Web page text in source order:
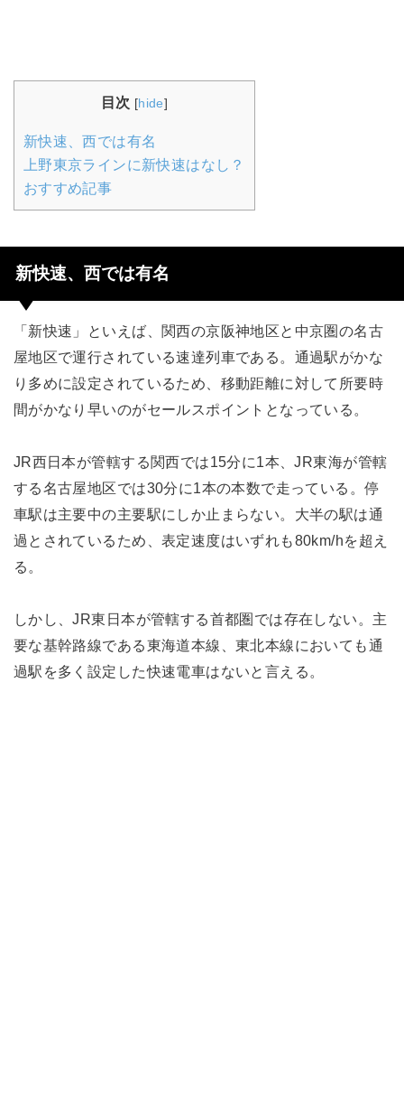
目次 [hide]
新快速、西では有名
上野東京ラインに新快速はなし？
おすすめ記事
新快速、西では有名
「新快速」といえば、関西の京阪神地区と中京圏の名古
屋地区で運行されている速達列車である。通過駅がかな
り多めに設定されているため、移動距離に対して所要時
間がかなり早いのがセールスポイントとなっている。
JR西日本が管轄する関西では15分に1本、JR東海が管轄
する名古屋地区では30分に1本の本数で走っている。停
車駅は主要中の主要駅にしか止まらない。大半の駅は通
過とされているため、表定速度はいずれも80km/hを超え
る。
しかし、JR東日本が管轄する首都圏では存在しない。主
要な基幹路線である東海道本線、東北本線においても通
過駅を多く設定した快速電車はないと言える。